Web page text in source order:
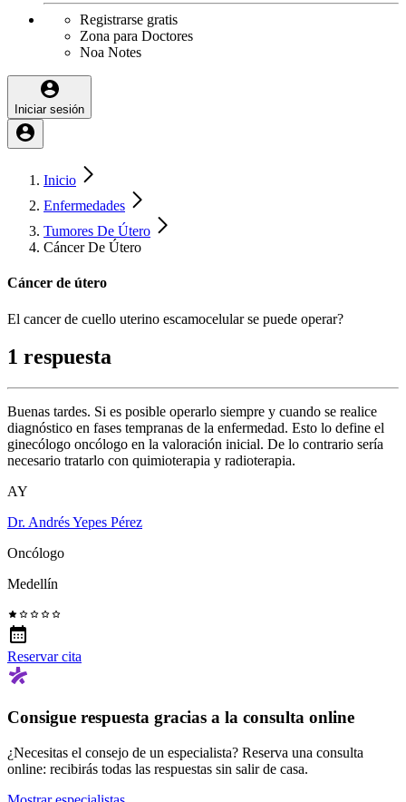
Registrarse gratis
Zona para Doctores
Noa Notes
Iniciar sesión
Inicio
Enfermedades
Tumores De Útero
Cáncer De Útero
Cáncer de útero
El cancer de cuello uterino escamocelular se puede operar?
1 respuesta
Buenas tardes. Si es posible operarlo siempre y cuando se realice
diagnóstico en fases tempranas de la enfermedad. Esto lo define el
ginecólogo oncólogo en la valoración inicial. De lo contrario sería
necesario tratarlo con quimioterapia y radioterapia.
AY
Dr. Andrés Yepes Pérez
Oncólogo
Medellín
Reservar cita
Consigue respuesta gracias a la consulta online
¿Necesitas el consejo de un especialista? Reserva una consulta
online: recibirás todas las respuestas sin salir de casa.